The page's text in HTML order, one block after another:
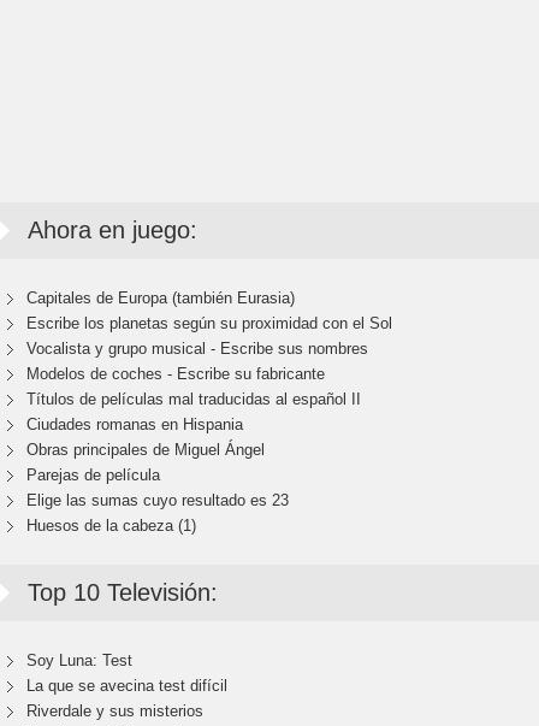
Ahora en juego:
Capitales de Europa (también Eurasia)
Escribe los planetas según su proximidad con el Sol
Vocalista y grupo musical - Escribe sus nombres
Modelos de coches - Escribe su fabricante
Títulos de películas mal traducidas al español II
Ciudades romanas en Hispania
Obras principales de Miguel Ángel
Parejas de película
Elige las sumas cuyo resultado es 23
Huesos de la cabeza (1)
Top 10 Televisión:
Soy Luna: Test
La que se avecina test difícil
Riverdale y sus misterios